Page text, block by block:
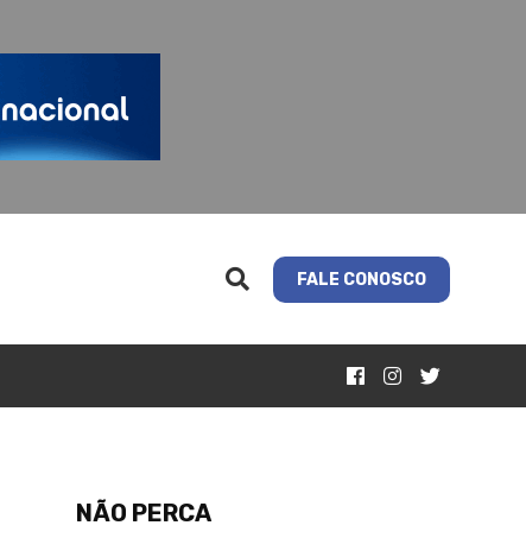
FALE CONOSCO
NÃO PERCA